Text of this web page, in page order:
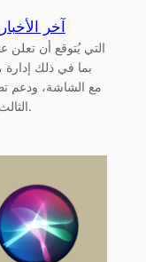
آخر الأخبار
الثالث، وتحسينات على أدوات الذكاء الاصطناعي.